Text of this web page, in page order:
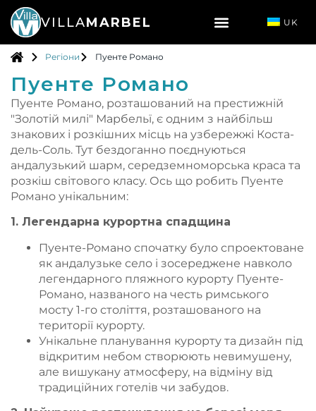
VILLAMARBEL UK
Pегіони Пуенте Романо
Пуенте Романо
Пуенте Романо, розташований на престижній
"Золотій милі" Марбельї, є одним з найбільш
знакових і розкішних місць на узбережжі Коста-
дель-Соль. Тут бездоганно поєднуються
андалузький шарм, середземноморська краса та
розкіш світового класу. Ось що робить Пуенте
Романо унікальним:
1. Легендарна курортна спадщина
Пуенте-Романо спочатку було спроектоване
як андалузьке село і зосереджене навколо
легендарного пляжного курорту Пуенте-
Романо, названого на честь римського
мосту 1-го століття, розташованого на
території курорту.
Унікальне планування курорту та дизайн під
відкритим небом створюють невимушену,
але вишукану атмосферу, на відміну від
традиційних готелів чи забудов.